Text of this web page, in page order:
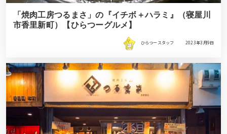
「焼肉工房つるまさ」の『イチボ＋ハラミ』（寝屋川
市香里新町）【ひらつーグルメ】
ひらつースタッフ 2023年3月9日